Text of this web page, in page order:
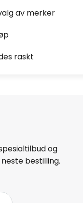
av merker
raskt
og
bestilling.